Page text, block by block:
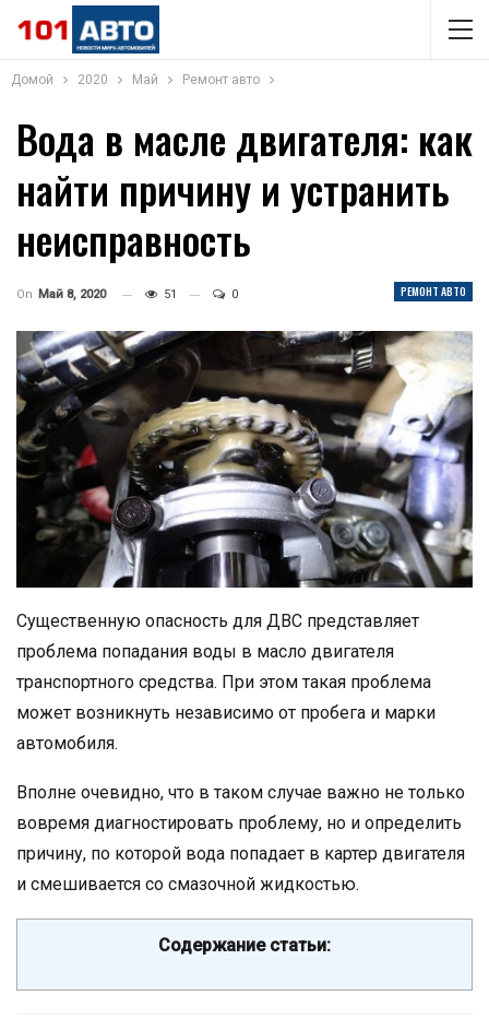
Домой 2020 Май Ремонт авто
Вода в масле двигателя: как
найти причину и устранить
неисправность
РЕМОНТ АВТО
On Май 8, 2020 51 0
Существенную опасность для ДВС представляет
проблема попадания воды в масло двигателя
транспортного средства. При этом такая проблема
может возникнуть независимо от пробега и марки
автомобиля.
Вполне очевидно, что в таком случае важно не только
вовремя диагностировать проблему, но и определить
причину, по которой вода попадает в картер двигателя
и смешивается со смазочной жидкостью.
Содержание статьи: